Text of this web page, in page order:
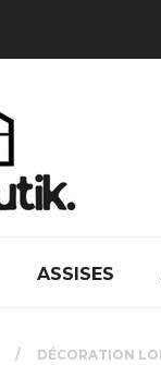
ASSISES
DÉCORATION